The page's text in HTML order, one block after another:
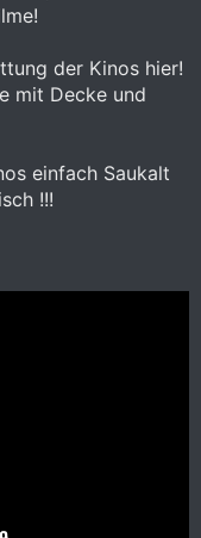
der Kinos hier!
mit Decke und
einfach Saukalt
!!!